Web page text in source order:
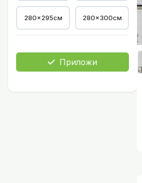
280×295см 280×300см
Приложи